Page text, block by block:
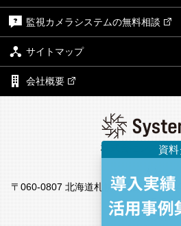
監視カメラシステムの無料相談
サイトマップ
会社概要
株式会社システム
〒060-0807 北海道札幌市北区北7条西
F
東京支社